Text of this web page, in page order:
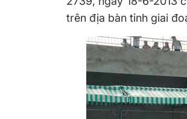
trên địa bàn tỉnh giai